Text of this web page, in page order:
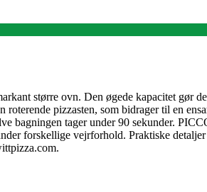
større ovn. Den øgede kapacitet gør
pizzasten, som bidrager til en
bagningen tager under 90 sekunder.
forskellige vejrforhold. Praktiske